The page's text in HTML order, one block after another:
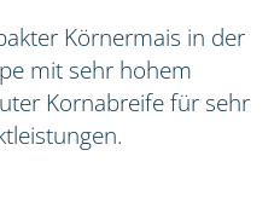
Körnermais in der
mit sehr hohem
Kornabreife für sehr